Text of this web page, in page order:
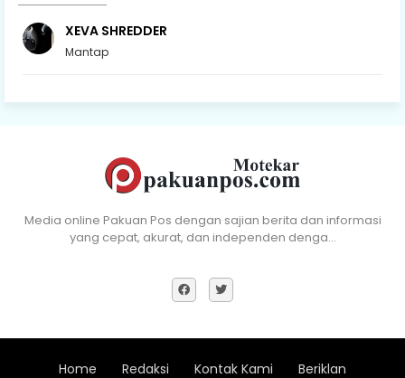
XEVA SHREDDER
Mantap
Media online Pakuan Pos dengan sajian berita dan informasi
yang cepat, akurat, dan independen denga…
Home Redaksi Kontak Kami Beriklan